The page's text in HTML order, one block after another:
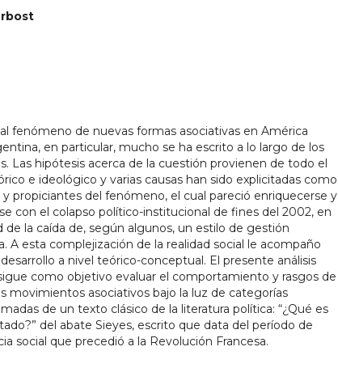
fenómeno de nuevas formas asociativas en América
en particular, mucho se ha escrito a lo largo de los
Las hipótesis acerca de la cuestión provienen de todo el
e ideológico y varias causas han sido explicitadas como
y propiciantes del fenómeno, el cual pareció enriquecerse y
con el colapso político-institucional de fines del 2002, en
de la caída de, según algunos, un estilo de gestión
A esta complejización de la realidad social le acompaño
a nivel teórico-conceptual. El presente análisis
como objetivo evaluar el comportamiento y rasgos de
movimientos asociativos bajo la luz de categorías
de un texto clásico de la literatura política: “¿Qué es
del abate Sieyes, escrito que data del período de
social que precedió a la Revolución Francesa.